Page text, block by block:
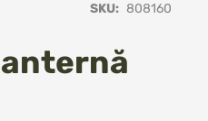
SKU 808160